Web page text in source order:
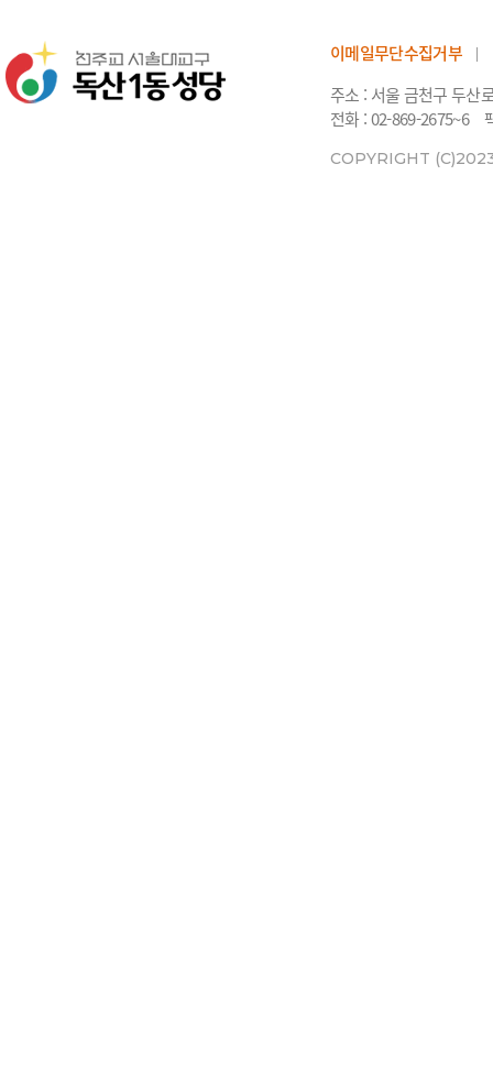
이메일무단수집거부
주소 : 서울 금천구 두산
전화 : 02-869-2675~6
COPYRIGHT